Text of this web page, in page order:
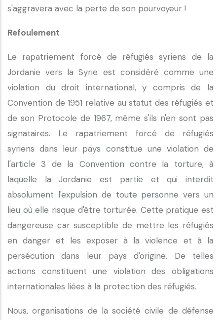
s'aggravera avec la perte de son pourvoyeur !
Refoulement
Le rapatriement forcé de réfugiés syriens de la
Jordanie vers la Syrie est considéré comme une
violation du droit international, y compris de la
Convention de 1951 relative au statut des réfugiés et
de son Protocole de 1967, même s'ils n'en sont pas
signataires. Le rapatriement forcé de réfugiés
syriens dans leur pays constitue une violation de
l'article 3 de la Convention contre la torture, à
laquelle la Jordanie est partie et qui interdit
absolument l'expulsion de toute personne vers un
lieu où elle risque d'être torturée. Cette pratique est
dangereuse car susceptible de mettre les réfugiés
en danger et les exposer à la violence et à la
persécution dans leur pays d'origine. De telles
actions constituent une violation des obligations
internationales liées à la protection des réfugiés.
Nous, organisations de la société civile de défense